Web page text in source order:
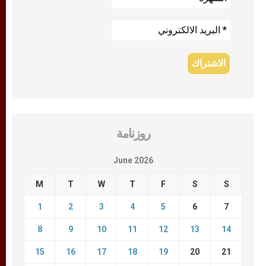
روزنامة
June 2026
M T W T F S S
1 2 3 4 5 6 7
8 9 10 11 12 13 14
15 16 17 18 19 20 21